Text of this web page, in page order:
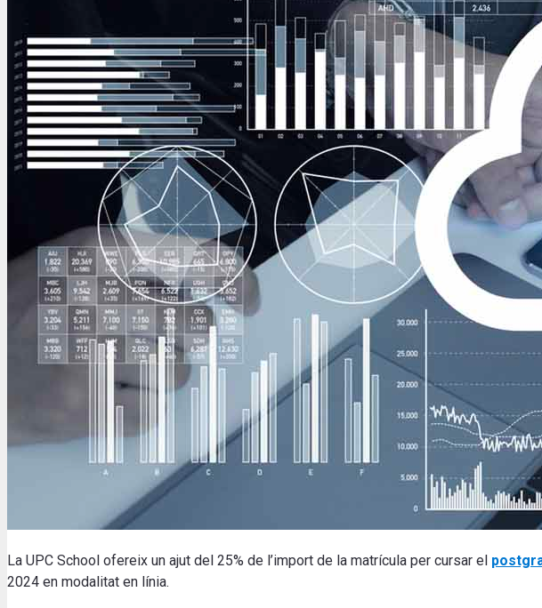
La UPC School ofereix un ajut del 25% de l’import de la matrícula per cursar el
2024 en modalitat en línia.